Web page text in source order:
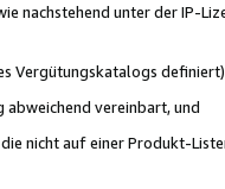
nachstehend unter der IP-
Vergütungskatalogs
abweichend vereinbart, und
nicht auf einer Produkt-